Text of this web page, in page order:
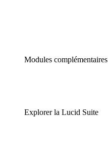
Modules complémentaires
Explorer la Lucid Suite